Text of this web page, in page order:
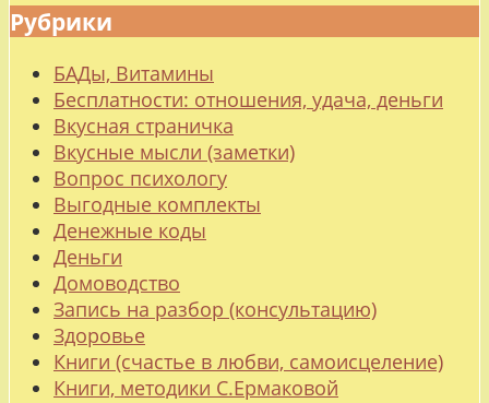
Рубрики
БАДы, Витамины
Бесплатности: отношения, удача, деньги
Вкусная страничка
Вкусные мысли (заметки)
Вопрос психологу
Выгодные комплекты
Денежные коды
Деньги
Домоводство
Запись на разбор (консультацию)
Здоровье
Книги (счастье в любви, самоисцеление)
Книги, методики С.Ермаковой